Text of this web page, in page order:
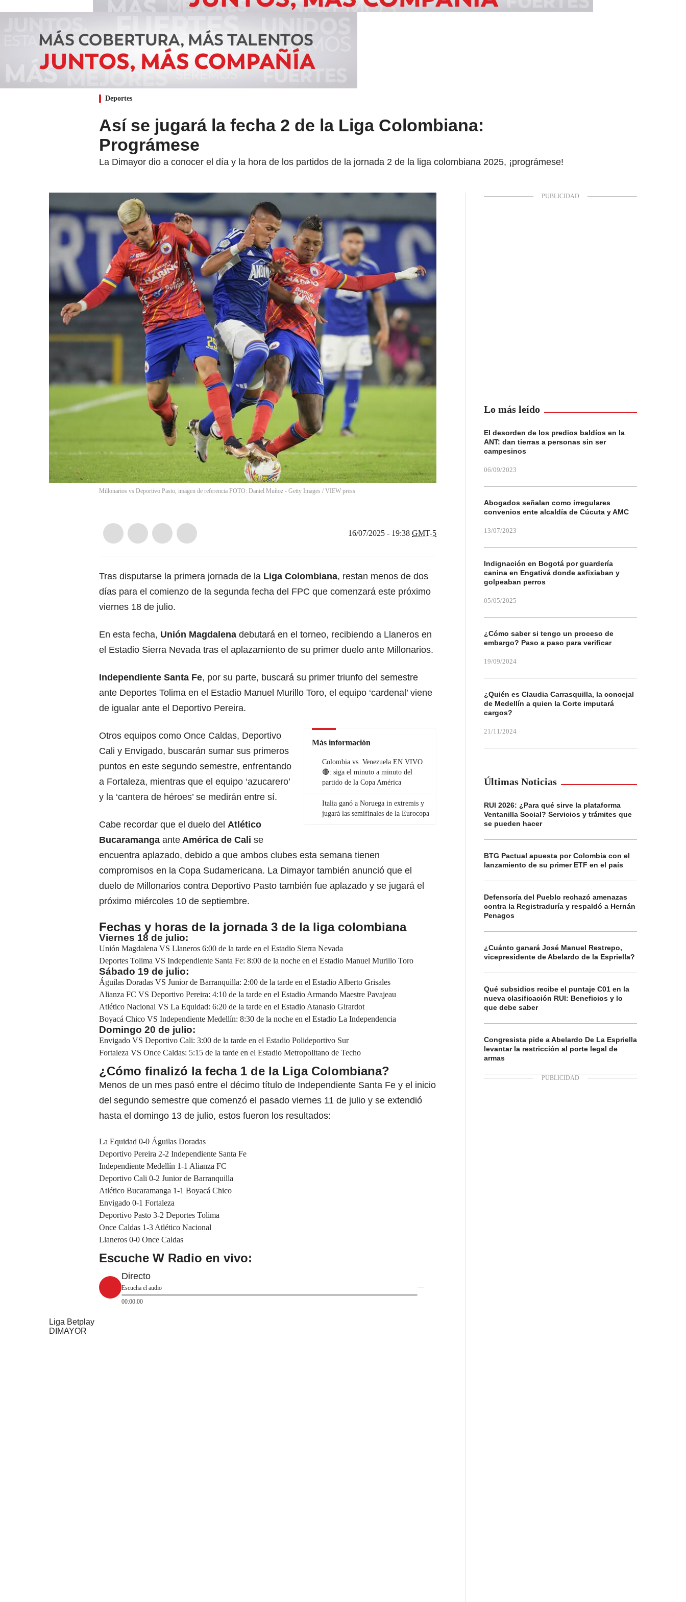
Deportes
Así se jugará la fecha 2 de la Liga Colombiana:
Prográmese
La Dimayor dio a conocer el día y la hora de los partidos de la jornada 2 de la liga colombiana 2025, ¡prográmese!
Millonarios vs Deportivo Pasto, imagen de referencia FOTO: Daniel Muñoz - Getty Images / VIEW press
16/07/2025 - 19:38 GMT-5
Tras disputarse la primera jornada de la Liga Colombiana, restan menos de dos
días para el comienzo de la segunda fecha del FPC que comenzará este próximo
viernes 18 de julio.
En esta fecha, Unión Magdalena debutará en el torneo, recibiendo a Llaneros en
el Estadio Sierra Nevada tras el aplazamiento de su primer duelo ante Millonarios.
Independiente Santa Fe, por su parte, buscará su primer triunfo del semestre
ante Deportes Tolima en el Estadio Manuel Murillo Toro, el equipo ‘cardenal’ viene
de igualar ante el Deportivo Pereira.
Más información
Colombia vs. Venezuela EN VIVO
🔴: siga el minuto a minuto del
partido de la Copa América
Italia ganó a Noruega in extremis y
jugará las semifinales de la Eurocopa
Otros equipos como Once Caldas, Deportivo
Cali y Envigado, buscarán sumar sus primeros
puntos en este segundo semestre, enfrentando
a Fortaleza, mientras que el equipo ‘azucarero’
y la ‘cantera de héroes’ se medirán entre sí.
Cabe recordar que el duelo del Atlético
Bucaramanga ante América de Cali se
encuentra aplazado, debido a que ambos clubes esta semana tienen
compromisos en la Copa Sudamericana. La Dimayor también anunció que el
duelo de Millonarios contra Deportivo Pasto también fue aplazado y se jugará el
próximo miércoles 10 de septiembre.
Fechas y horas de la jornada 3 de la liga colombiana
Viernes 18 de julio:
Unión Magdalena VS Llaneros 6:00 de la tarde en el Estadio Sierra Nevada
Deportes Tolima VS Independiente Santa Fe: 8:00 de la noche en el Estadio Manuel Murillo Toro
Sábado 19 de julio:
Águilas Doradas VS Junior de Barranquilla: 2:00 de la tarde en el Estadio Alberto Grisales
Alianza FC VS Deportivo Pereira: 4:10 de la tarde en el Estadio Armando Maestre Pavajeau
Atlético Nacional VS La Equidad: 6:20 de la tarde en el Estadio Atanasio Girardot
Boyacá Chico VS Independiente Medellín: 8:30 de la noche en el Estadio La Independencia
Domingo 20 de julio:
Envigado VS Deportivo Cali: 3:00 de la tarde en el Estadio Polideportivo Sur
Fortaleza VS Once Caldas: 5:15 de la tarde en el Estadio Metropolitano de Techo
¿Cómo finalizó la fecha 1 de la Liga Colombiana?
Menos de un mes pasó entre el décimo título de Independiente Santa Fe y el inicio
del segundo semestre que comenzó el pasado viernes 11 de julio y se extendió
hasta el domingo 13 de julio, estos fueron los resultados:
La Equidad 0-0 Águilas Doradas
Deportivo Pereira 2-2 Independiente Santa Fe
Independiente Medellín 1-1 Alianza FC
Deportivo Cali 0-2 Junior de Barranquilla
Atlético Bucaramanga 1-1 Boyacá Chico
Envigado 0-1 Fortaleza
Deportivo Pasto 3-2 Deportes Tolima
Once Caldas 1-3 Atlético Nacional
Llaneros 0-0 Once Caldas
Escuche W Radio en vivo:
Directo
Escucha el audio
00:00:00
Liga Betplay
DIMAYOR
Lo más leído
El desorden de los predios baldíos en la
ANT: dan tierras a personas sin ser
campesinos
06/09/2023
Abogados señalan como irregulares
convenios ente alcaldía de Cúcuta y AMC
13/07/2023
Indignación en Bogotá por guardería
canina en Engativá donde asfixiaban y
golpeaban perros
05/05/2025
¿Cómo saber si tengo un proceso de
embargo? Paso a paso para verificar
19/09/2024
¿Quién es Claudia Carrasquilla, la concejal
de Medellín a quien la Corte imputará
cargos?
21/11/2024
Últimas Noticias
RUI 2026: ¿Para qué sirve la plataforma
Ventanilla Social? Servicios y trámites que
se pueden hacer
BTG Pactual apuesta por Colombia con el
lanzamiento de su primer ETF en el país
Defensoría del Pueblo rechazó amenazas
contra la Registraduría y respaldó a Hernán
Penagos
¿Cuánto ganará José Manuel Restrepo,
vicepresidente de Abelardo de la Espriella?
Qué subsidios recibe el puntaje C01 en la
nueva clasificación RUI: Beneficios y lo
que debe saber
Congresista pide a Abelardo De La Espriella
levantar la restricción al porte legal de
armas